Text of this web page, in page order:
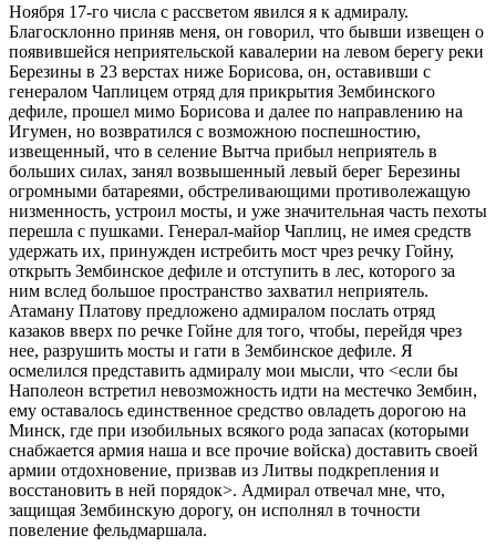
Ноября 17-го числа с рассветом явился я к адмиралу.
Благосклонно приняв меня, он говорил, что бывши извещен о
появившейся неприятельской кавалерии на левом берегу реки
Березины в 23 верстах ниже Борисова, он, оставивши с
генералом Чаплицем отряд для прикрытия Зембинского
дефиле, прошел мимо Борисова и далее по направлению на
Игумен, но возвратился с возможною поспешностию,
извещенный, что в селение Вытча прибыл неприятель в
больших силах, занял возвышенный левый берег Березины
огромными батареями, обстреливающими противолежащую
низменность, устроил мосты, и уже значительная часть пехоты
перешла с пушками. Генерал-майор Чаплиц, не имея средств
удержать их, принужден истребить мост чрез речку Гойну,
открыть Зембинское дефиле и отступить в лес, которого за
ним вслед большое пространство захватил неприятель.
Атаману Платову предложено адмиралом послать отряд
казаков вверх по речке Гойне для того, чтобы, перейдя чрез
нее, разрушить мосты и гати в Зембинское дефиле. Я
осмелился представить адмиралу мои мысли, что <если бы
Наполеон встретил невозможность идти на местечко Зембин,
ему оставалось единственное средство овладеть дорогою на
Минск, где при изобильных всякого рода запасах (которыми
снабжается армия наша и все прочие войска) доставить своей
армии отдохновение, призвав из Литвы подкрепления и
восстановить в ней порядок>. Адмирал отвечал мне, что,
защищая Зембинскую дорогу, он исполнял в точности
повеление фельдмаршала.